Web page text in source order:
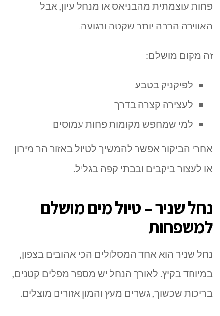
פחות עוצמתית מהבניאס או מנחל עיון, אבל
האווירה הרבה יותר שקטה ורגועה.
זה מקום מושלם:
לפיקניק בטבע
לעצירה קצרה בדרך
למי שמחפש מקומות פחות עמוסים
אחרי הביקור אפשר להמשיך לטיול באזור הר מירון
או לעצור ביקבים ובבתי קפה בגליל.
נחל שניר – טיול מים מושלם
למשפחות
נחל שניר הוא אחד המסלולים הכי אהובים בצפון,
במיוחד בקיץ. לאורך הנחל יש מספר מפלים קטנים,
בריכות שכשוך, גשרים מעץ והמון אזורים מוצלים.